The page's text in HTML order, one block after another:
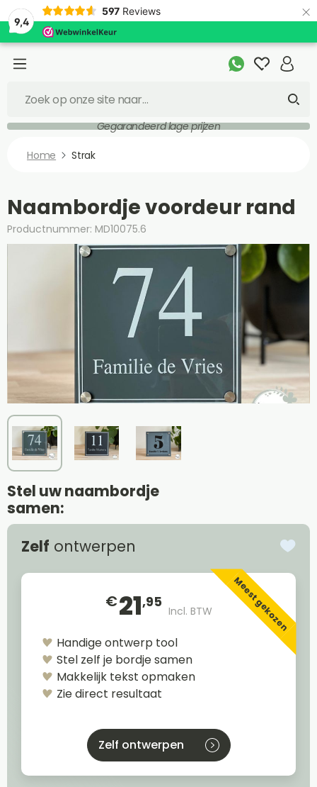
9,4
597 Reviews ×
Gegarandeerd lage prijzen
Home Strak
Naambordje voordeur rand
Productnummer: MD10075.6
Stel uw naambordje
samen:
Zelf ontwerpen
€21,95
Incl. BTW Meest gekozen
Handige ontwerp tool
Stel zelf je bordje samen
Makkelijk tekst opmaken
Zie direct resultaat
Zelf ontwerpen